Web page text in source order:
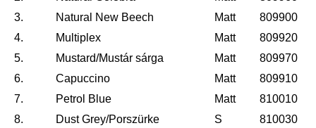
3.
Natural New Beech Matt
809900
4.
Multiplex Matt
809920
5.
Mustard/Mustár sárga Matt
809970
6.
Capuccino Matt
809910
7.
Petrol Blue Matt
810010
8.
Dust Grey/Porszürke S
810030